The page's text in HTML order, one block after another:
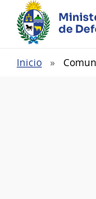
de
Ruta
Inicio